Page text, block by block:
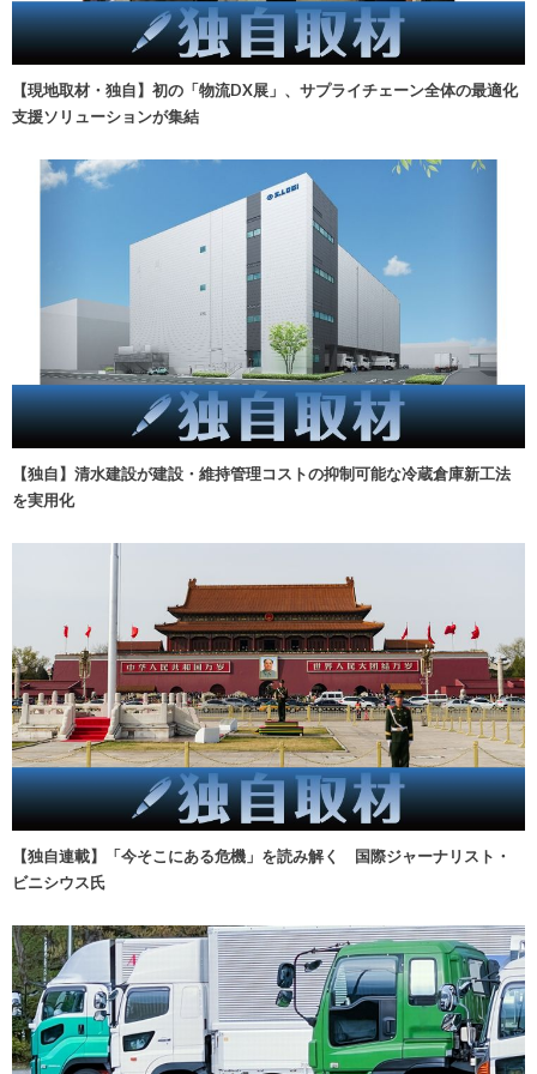
【現地取材・独自】初の「物流DX展」、サプライチェーン全体の最適化
支援ソリューションが集結
【独自】清水建設が建設・維持管理コストの抑制可能な冷蔵倉庫新工法
を実用化
【独自連載】「今そこにある危機」を読み解く 国際ジャーナリスト・
ビニシウス氏